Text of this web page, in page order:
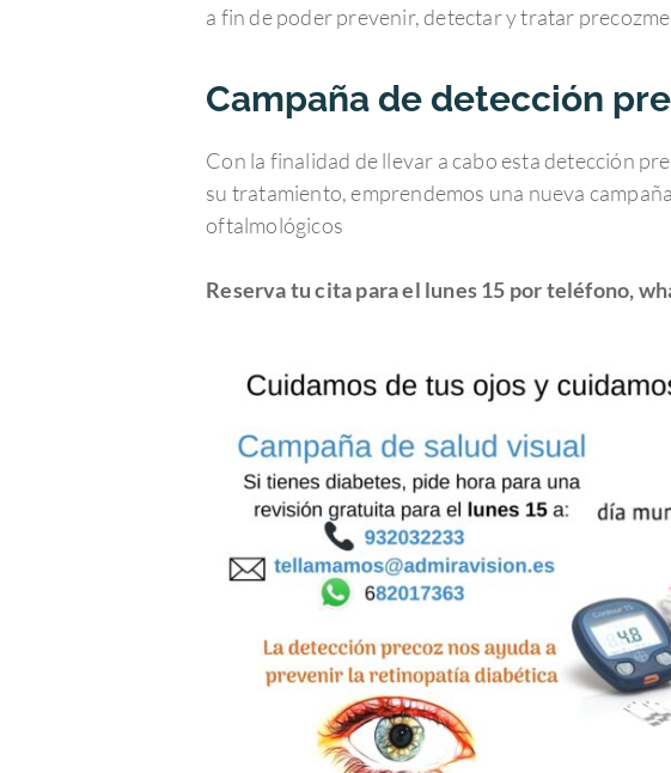
a fin de poder prevenir, detectar y tratar
Campaña de detección
Con la finalidad de llevar a cabo esta detección
su tratamiento, emprendemos una nueva
oftalmológicos
Reserva tu cita para el lunes 15 por teléfono,